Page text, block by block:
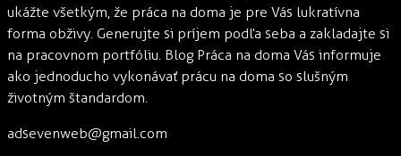
ukážte všetkým, že práca na doma je pre Vás lukratívna
forma obživy. Generujte si príjem podľa seba a zakladajte si
na pracovnom portfóliu. Blog Práca na doma Vás informuje
ako jednoducho vykonávať prácu na doma so slušným
životným štandardom.
adsevenweb@gmail.com